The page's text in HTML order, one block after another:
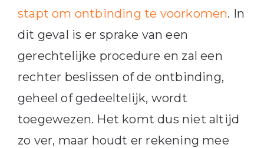
stapt om ontbinding te voorkomen. In
dit geval is er sprake van een
gerechtelijke procedure en zal een
rechter beslissen of de ontbinding,
geheel of gedeeltelijk, wordt
toegewezen. Het komt dus niet altijd
zo ver, maar houdt er rekening mee